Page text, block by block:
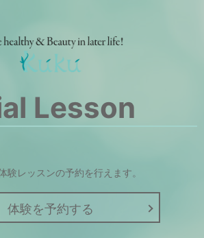
Lesson
験レッスンの予約を行えます。
体験を予約する